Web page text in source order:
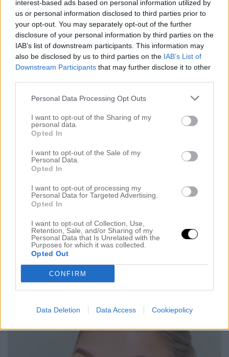
interest-based ads based on personal information utilized by
us or personal information disclosed to third parties prior to
your opt-out. You may separately opt-out of the further
disclosure of your personal information by third parties on the
IAB’s list of downstream participants. This information may
also be disclosed by us to third parties on the IAB’s List of
Downstream Participants that may further disclose it to other
Personal Data Processing Opt Outs
I want to opt-out of the Sharing of my
personal data.
Opted In
I want to opt-out of the Sale of my
Personal Data.
Opted In
I want to opt-out of processing my
Personal Data for Targeted Advertising.
Opted In
I want to opt-out of Collection, Use,
Retention, Sale, and/or Sharing of my
Personal Data that Is Unrelated with the
Purposes for which it was collected.
Opted Out
CONFIRM
Data Deletion Data Access Cookiepolicy
4 :Concealer *NC20 (här)
5 :Kräm Contour (här)
6 :Flytande rouge (här)
7 :Setting powder (här)
8 :Highlighter (här)
Brunpuder (här)
Ögonbryn (här)
Gel till ögonbrynen (här)
Setting gel all brynen (här)
Ögonpalett (här)
Mascara (här)
Lösfransar (här)
Läppstift *taupe (här)
Setting spray (här)